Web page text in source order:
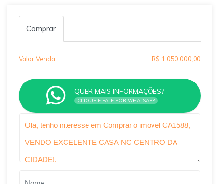
Comprar
Valor Venda R$ 1.050.000,00
QUER MAIS INFORMAÇÕES?
CLIQUE E FALE POR WHATSAPP